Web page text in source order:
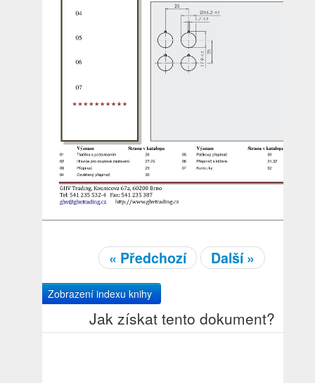
« Předchozí Další »
Zobrazení indexu knihy
Jak získat tento dokument?